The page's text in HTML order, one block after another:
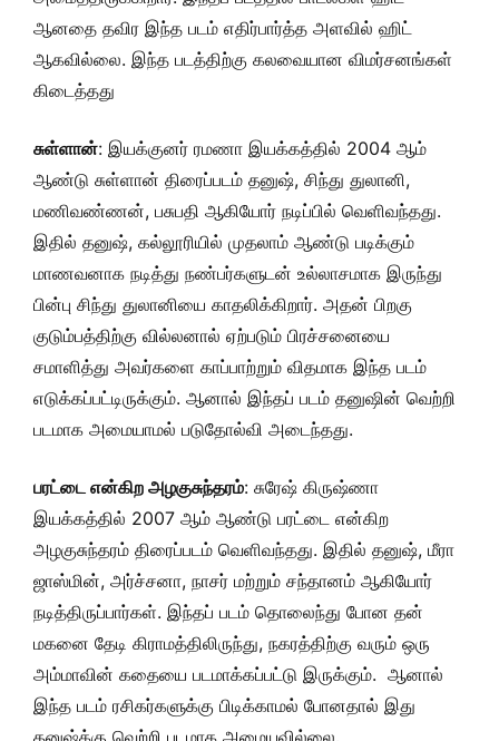
ஆனதை தவிர இந்த படம் எதிர்பார்த்த அளவில் ஹிட்
ஆகவில்லை. இந்த படத்திற்கு கலவையான விமர்சனங்கள்
கிடைத்தது
சுள்ளான்: இயக்குனர் ரமணா இயக்கத்தில் 2004 ஆம்
ஆண்டு சுள்ளான் திரைப்படம் தனுஷ், சிந்து துலானி,
மணிவண்ணன், பசுபதி ஆகியோர் நடிப்பில் வெளிவந்தது.
இதில் தனுஷ், கல்லூரியில் முதலாம் ஆண்டு படிக்கும்
மாணவனாக நடித்து நண்பர்களுடன் உல்லாசமாக இருந்து
பின்பு சிந்து துலானியை காதலிக்கிறார். அதன் பிறகு
குடும்பத்திற்கு வில்லனால் ஏற்படும் பிரச்சனையை
சமாளித்து அவர்களை காப்பாற்றும் விதமாக இந்த படம்
எடுக்கப்பட்டிருக்கும். ஆனால் இந்தப் படம் தனுஷின் வெற்றி
படமாக அமையாமல் படுதோல்வி அடைந்தது.
பரட்டை என்கிற அழகுசுந்தரம்: சுரேஷ் கிருஷ்ணா
இயக்கத்தில் 2007 ஆம் ஆண்டு பரட்டை என்கிற
அழகுசுந்தரம் திரைப்படம் வெளிவந்தது. இதில் தனுஷ், மீரா
ஜாஸ்மின், அர்ச்சனா, நாசர் மற்றும் சந்தானம் ஆகியோர்
நடித்திருப்பார்கள். இந்தப் படம் தொலைந்து போன தன்
மகனை தேடி கிராமத்திலிருந்து, நகரத்திற்கு வரும் ஒரு
அம்மாவின் கதையை படமாக்கப்பட்டு இருக்கும். ஆனால்
இந்த படம் ரசிகர்களுக்கு பிடிக்காமல் போனதால் இது
தனுஷ்க்கு வெற்றி படமாக அமையவில்லை.